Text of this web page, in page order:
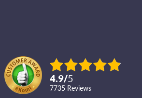
4.9/5
7735 reviews